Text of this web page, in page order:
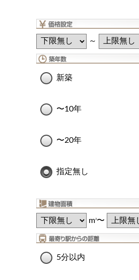
～
新築
〜10年
〜20年
指定無し
m2〜
5分以内